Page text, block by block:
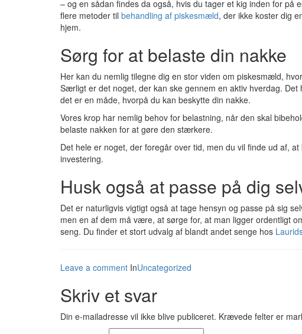
– og en sådan findes da også, hvis du tager et kig inden for på
flere metoder til behandling af piskesmæld, der ikke koster dig
hjem.
Sørg for at belaste din nakke
Her kan du nemlig tilegne dig en stor viden om piskesmæld,
Særligt er det noget, der kan ske gennem en aktiv hverdag.
det er en måde, hvorpå du kan beskytte din nakke.
Vores krop har nemlig behov for belastning, når den skal
belaste nakken for at gøre den stærkere.
Det hele er noget, der foregår over tid, men du vil finde ud af,
investering.
Husk også at passe på dig
Det er naturligvis vigtigt også at tage hensyn og passe på sig
men en af dem må være, at sørge for, at man ligger ordentligt
seng. Du finder et stort udvalg af blandt andet senge hos
Leave a comment InUncategorized
Skriv et svar
Din e-mailadresse vil ikke blive publiceret. Krævede felter er